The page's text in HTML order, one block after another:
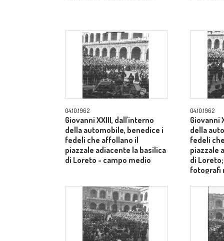
04.10.1962
Giovanni XXIII, dall'interno
della automobile, benedice i
fedeli che affollano il
piazzale adiacente la basilica
di Loreto - campo medio
04.10.1962
Giovanni
della
fedeli
piazzale
di
fotografi